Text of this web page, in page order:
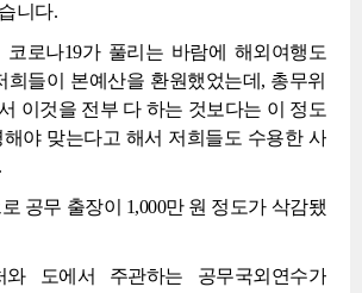
니다.
코로나19가 풀리는 바람에 해외여행도
희들이 본예산을 환원했었는데, 총무위
이것을 전부 다 하는 것보다는 이 정도
야 맞는다고 해서 저희들도 수용한 사
공무 출장이 1,000만 원 정도가 삭감됐
와 도에서 주관하는 공무국외연수가